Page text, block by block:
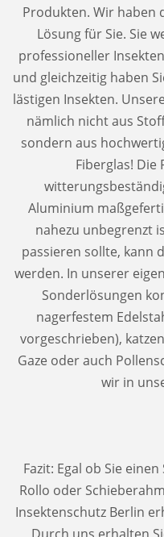
Produkten. Wir haben
Lösung für Sie. Sie
professioneller
und gleichzeitig haben
lästigen Insekten.
nämlich nicht aus
sondern aus
Fiberglas! Die
Aluminium
nahezu unbegrenzt
passieren sollte, kann
werden. In unserer
Sonderlösungen
nagerfestem
vorgeschrieben),
Gaze oder auch
wir in
Fazit: Egal ob Sie
Rollo oder
Insektenschutz Berlin